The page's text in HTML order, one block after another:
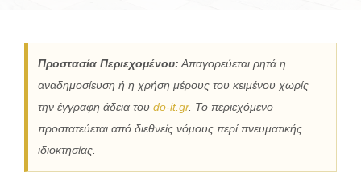
Προστασία Περιεχομένου: Απαγορεύεται ρητά η
αναδημοσίευση ή η χρήση μέρους του κειμένου χωρίς
την έγγραφη άδεια του do-it.gr. Το περιεχόμενο
προστατεύεται από διεθνείς νόμους περί πνευματικής
ιδιοκτησίας.